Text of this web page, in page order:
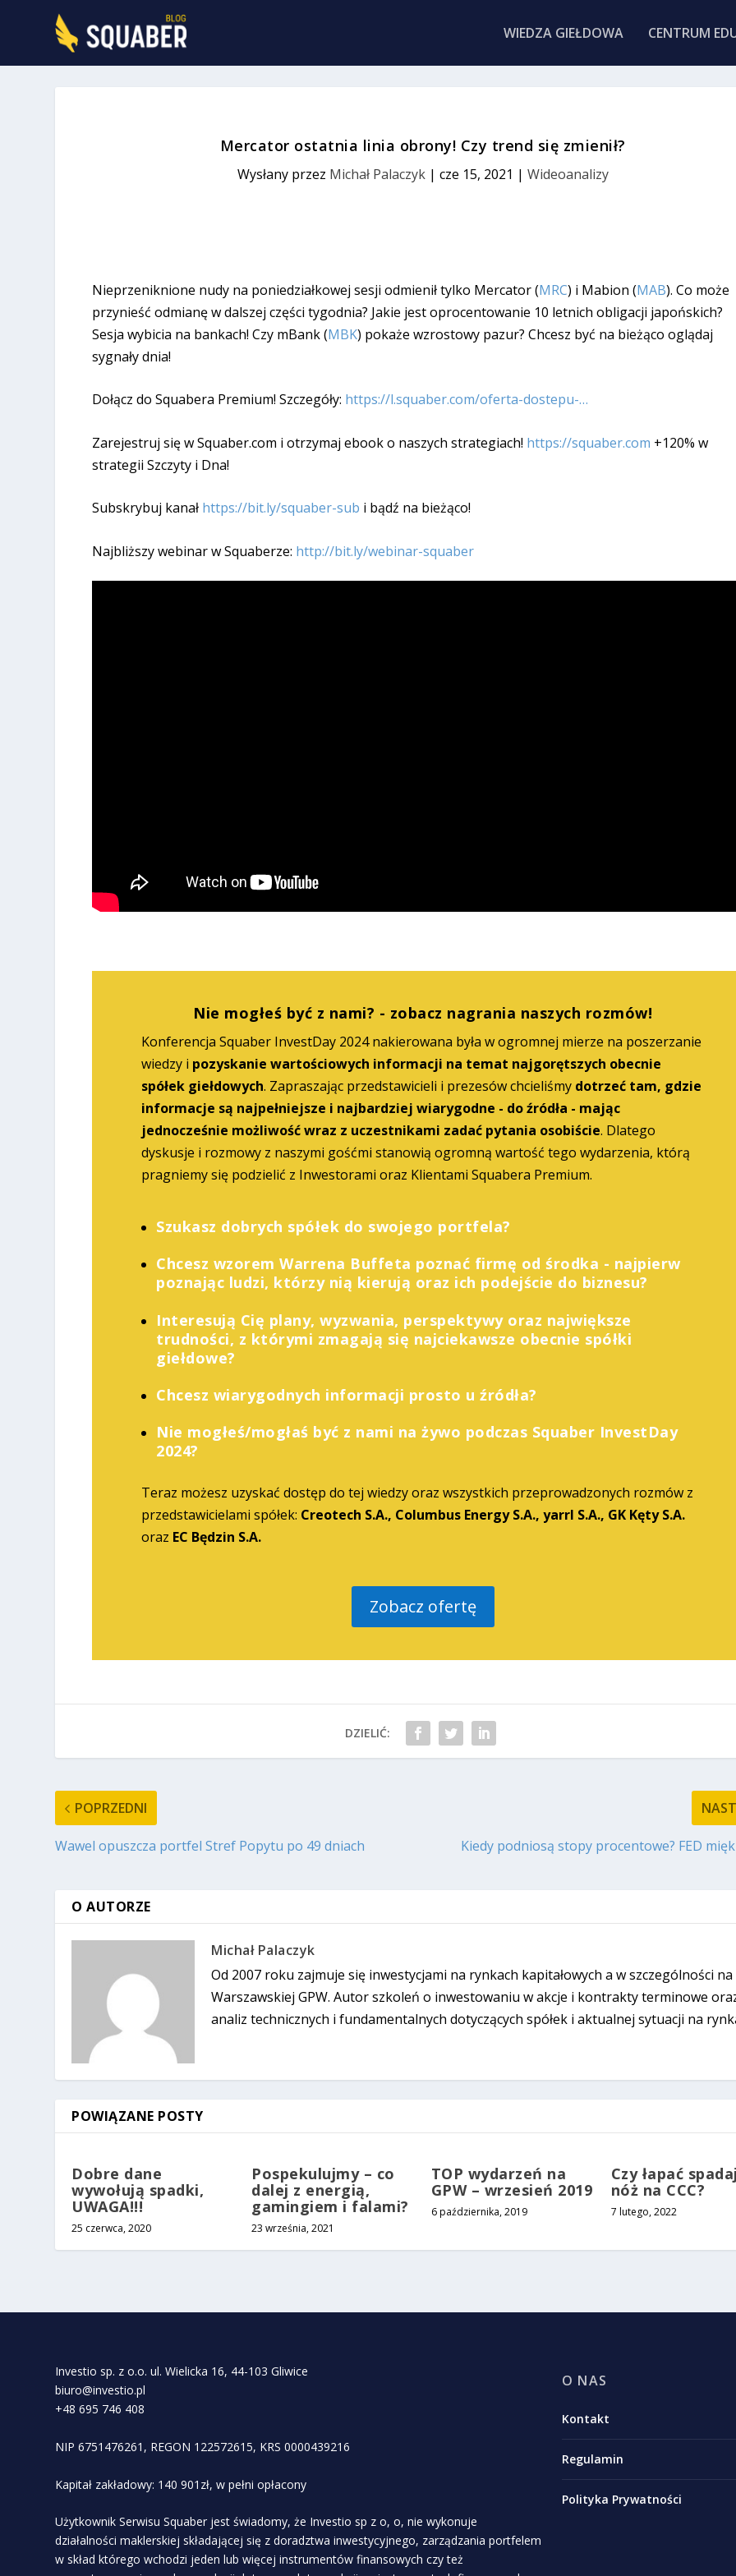
WIEDZA GIEŁDOWA CENTRUM
Mercator ostatnia linia obrony! Czy trend się zmienił?
Wysłany przez Michał Palaczyk| cze 15, 2021 | Wideoanalizy
Nieprzeniknione nudy na poniedziałkowej sesji odmienił tylko Mercator (MRC) i Mabion (MAB). Co może
przynieść odmianę w dalszej części tygodnia? Jakie jest oprocentowanie 10 letnich obligacji japońskich?
Sesja wybicia na bankach! Czy mBank (MBK) pokaże wzrostowy pazur? Chcesz być na bieżąco oglądaj
sygnały dnia!
Dołącz do Squabera Premium! Szczegóły: https://l.squaber.com/oferta-dostepu-…
Zarejestruj się w Squaber.com i otrzymaj ebook o naszych strategiach! https://squaber.com +120% w
strategii Szczyty i Dna!
Subskrybuj kanał https://bit.ly/squaber-sub i bądź na bieżąco!
Najbliższy webinar w Squaberze: http://bit.ly/webinar-squaber
Nie mogłeś być z nami? - zobacz nagrania naszych rozmów!
Konferencja Squaber InvestDay 2024 nakierowana była w ogromnej mierze na poszerzanie
wiedzy i pozyskanie wartościowych informacji na temat najgorętszych obecnie
spółek giełdowych. Zapraszając przedstawicieli i prezesów chcieliśmy dotrzeć tam, gdzie
informacje są najpełniejsze i najbardziej wiarygodne - do źródła - mając
jednocześnie możliwość wraz z uczestnikami zadać pytania osobiście. Dlatego
dyskusje i rozmowy z naszymi gośćmi stanowią ogromną wartość tego wydarzenia, którą
pragniemy się podzielić z Inwestorami oraz Klientami Squabera Premium.
Szukasz dobrych spółek do swojego portfela?
Chcesz wzorem Warrena Buffeta poznać firmę od środka - najpierw
poznając ludzi, którzy nią kierują oraz ich podejście do biznesu?
Interesują Cię plany, wyzwania, perspektywy oraz największe
trudności, z którymi zmagają się najciekawsze obecnie spółki
giełdowe?
Chcesz wiarygodnych informacji prosto u źródła?
Nie mogłeś/mogłaś być z nami na żywo podczas Squaber InvestDay
2024?
Teraz możesz uzyskać dostęp do tej wiedzy oraz wszystkich przeprowadzonych rozmów z
przedstawicielami spółek: Creotech S.A., Columbus Energy S.A., yarrl S.A., GK Kęty S.A.
oraz EC Będzin S.A.
Zobacz ofertę
DZIELIĆ:
POPRZEDNI
Wawel opuszcza portfel Stref Popytu po 49 dniach
Kiedy podniosą stopy procentowe? FED
O AUTORZE
Michał Palaczyk
Od 2007 roku zajmuje się inwestycjami na rynkach kapitałowych a w szczególności na
Warszawskiej GPW. Autor szkoleń o inwestowaniu w akcje i kontrakty terminowe
analiz technicznych i fundamentalnych dotyczących spółek i aktualnej sytuacji na
POWIĄZANE POSTY
Dobre dane
wywołują spadki,
UWAGA!!!
25 czerwca, 2020
Pospekulujmy – co
dalej z energią,
gamingiem i falami?
23 września, 2021
TOP wydarzeń na
GPW – wrzesień 2019
6 października, 2019
Czy łapać
nóż na CCC?
7 lutego, 2022
Investio sp. z o.o. ul. Wielicka 16, 44-103 Gliwice
biuro@investio.pl
+48 695 746 408
NIP 6751476261, REGON 122572615, KRS 0000439216
Kapitał zakładowy: 140 901zł, w pełni opłacony
Użytkownik Serwisu Squaber jest świadomy, że Investio sp z o, o, nie wykonuje
działalności maklerskiej składającej się z doradztwa inwestycyjnego, zarządzania portfelem
w skład którego wchodzi jeden lub więcej instrumentów finansowych czy też
O NAS
Kontakt
Regulamin
Polityka Prywatności